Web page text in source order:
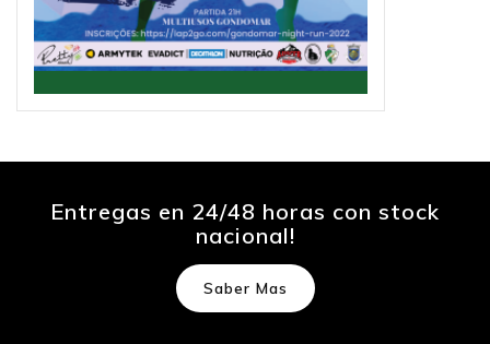
Entregas en 24/48 horas con stock
nacional!
Saber Mas